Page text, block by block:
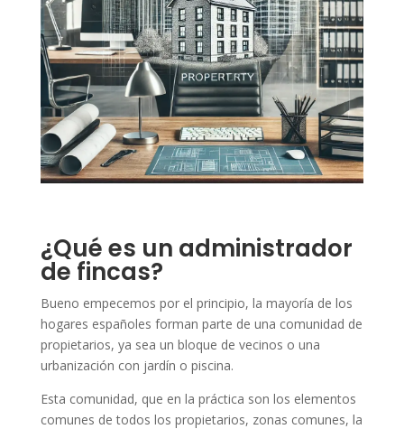
¿Qué es un administrador
de fincas?
Bueno empecemos por el principio, la mayoría de los
hogares españoles forman parte de una comunidad de
propietarios, ya sea un bloque de vecinos o una
urbanización con jardín o piscina.
Esta comunidad, que en la práctica son los elementos
comunes de todos los propietarios, zonas comunes, la